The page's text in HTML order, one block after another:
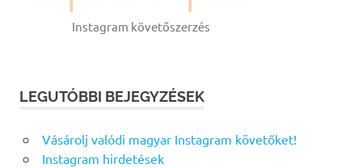
Instagram követőszerzés
LEGUTÓBBI BEJEGYZÉSEK
Vásárolj valódi magyar Instagram követőket!
Instagram hirdetések